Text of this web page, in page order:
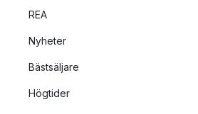
REA
Nyheter
Bästsäljare
Högtider